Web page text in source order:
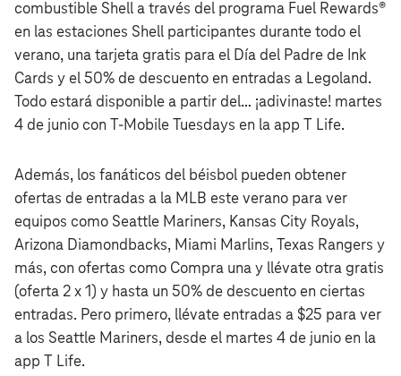
combustible Shell a través del programa Fuel Rewards®
en las estaciones Shell participantes durante todo el
verano, una tarjeta gratis para el Día del Padre de Ink
Cards y el 50% de descuento en entradas a Legoland.
Todo estará disponible a partir del… ¡adivinaste! martes
4 de junio con T‑Mobile Tuesdays en la app T Life.
Además, los fanáticos del béisbol pueden obtener
ofertas de entradas a la MLB este verano para ver
equipos como Seattle Mariners, Kansas City Royals,
Arizona Diamondbacks, Miami Marlins, Texas Rangers y
más, con ofertas como Compra una y llévate otra gratis
(oferta 2 x 1) y hasta un 50% de descuento en ciertas
entradas. Pero primero, llévate entradas a $25 para ver
a los Seattle Mariners, desde el martes 4 de junio en la
app T Life.